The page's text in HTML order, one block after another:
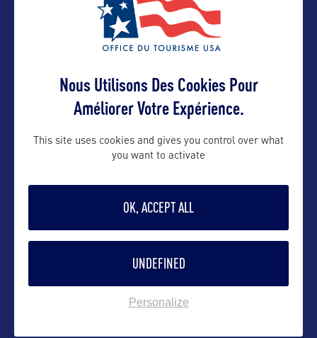
Contact grand public
californie-tourism@hopscotch.one
01 53 25 11 11
Nous Utilisons Des Cookies Pour
Améliorer Votre Expérience.
This site uses cookies and gives you control over what
you want to activate
OK, ACCEPT ALL
UNDEFINED
Personalize